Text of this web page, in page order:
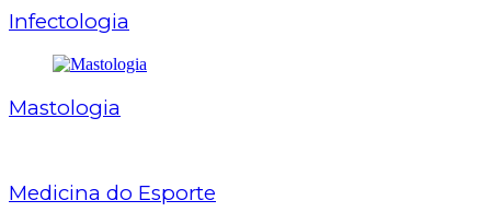
Infectologia
Mastologia
Medicina do Esporte